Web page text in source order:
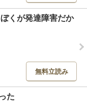
くが発達障害だか
無料立読み
た